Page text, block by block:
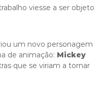
viesse a ser objeto
um novo personagem
de animação: Mickey
que se viriam a tornar